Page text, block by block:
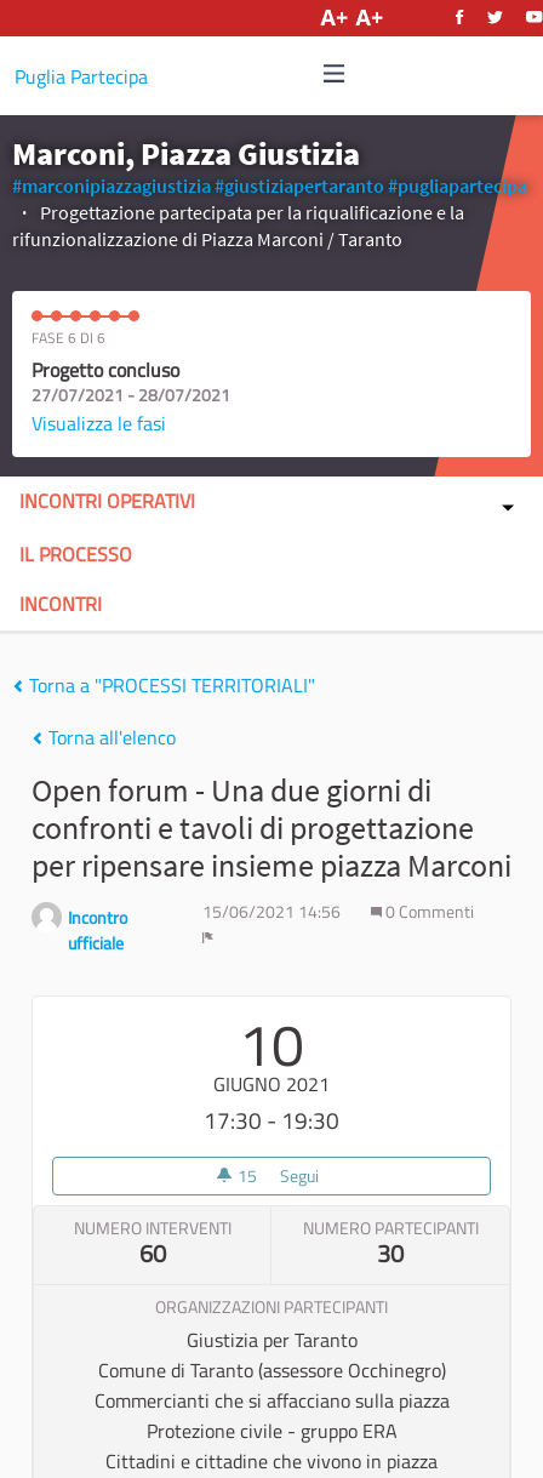
Puglia Partecipa
Marconi, Piazza Giustizia
#marconipiazzagiustizia#giustiziapertaranto #pugliapartecipa
Progettazione partecipata per la riqualificazione e la
rifunzionalizzazione di Piazza Marconi / Taranto
FASE 6 DI 6
Progetto concluso
27/07/2021 - 28/07/2021
Visualizza le fasi
INCONTRI OPERATIVI
IL PROCESSO
INCONTRI
Torna a "PROCESSI TERRITORIALI"
Torna all'elenco
Open forum - Una due giorni di
confronti e tavoli di progettazione
per ripensare insieme piazza Marconi
Incontro
ufficiale
15/06/2021 14:56
0 Commenti
10
GIUGNO 2021
17:30 - 19:30
15 15 sostenitori
Segui
NUMERO INTERVENTI
60
NUMERO PARTECIPANTI
30
ORGANIZZAZIONI PARTECIPANTI
Giustizia per Taranto
Comune di Taranto (assessore Occhinegro)
Commercianti che si affacciano sulla piazza
Protezione civile - gruppo ERA
Cittadini e cittadine che vivono in piazza